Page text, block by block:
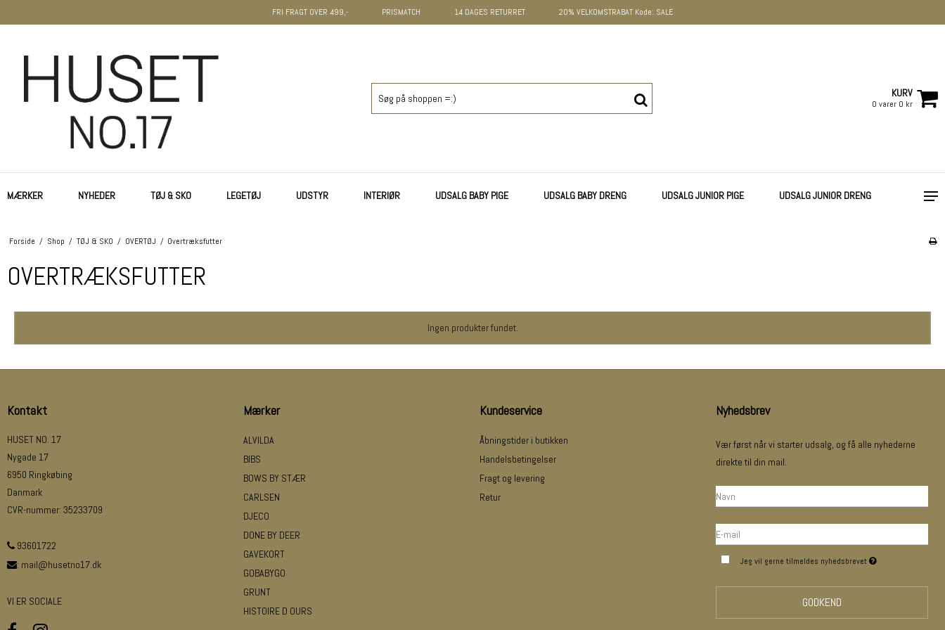
FRI FRAGT OVER 499,- PRISMATCH 14 DAGES RETURRET 20% VELKOMSTRABAT Kode: SALE
KURV
0 varer 0 kr
MÆRKER NYHEDER TØJ & SKO LEGETØJ UDSTYR INTERIØR UDSALG BABY PIGE UDSALG BABY DRENG UDSALG JUNIOR PIGE UDSALG JUNIOR DRENG
Forside / Shop / TØJ & SKO / OVERTØJ / Overtræksfutter
OVERTRÆKSFUTTER
Ingen produkter fundet.
Kontakt
HUSET NO. 17
Nygade 17
6950 Ringkøbing
Danmark
CVR-nummer: 35233709
93601722
: mail@husetno17.dk
VI ER SOCIALE
Mærker
ALVILDA
BIBS
BOWS BY STÆR
CARLSEN
DJECO
DONE BY DEER
GAVEKORT
GOBABYGO
GRUNT
HISTOIRE D OURS
Kundeservice
Åbningstider i butikken
Handelsbetingelser
Fragt og levering
Retur
Nyhedsbrev
Vær først når vi starter udsalg, og få alle nyhederne
direkte til din mail.
Jeg vil gerne tilmeldes nyhedsbrevet
GODKEND